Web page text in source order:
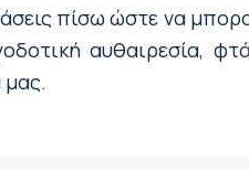
πίσω ώστε να
αυθαιρεσία,
μας.